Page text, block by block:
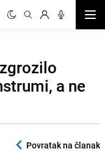
a ne
Povratak na članak